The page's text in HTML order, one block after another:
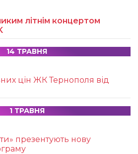
літнім концертом
14 ТРАВНЯ
цін ЖК Тернополя від
1 ТРАВНЯ
презентують нову